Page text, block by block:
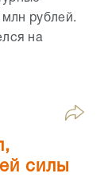
рублей.
на
силы